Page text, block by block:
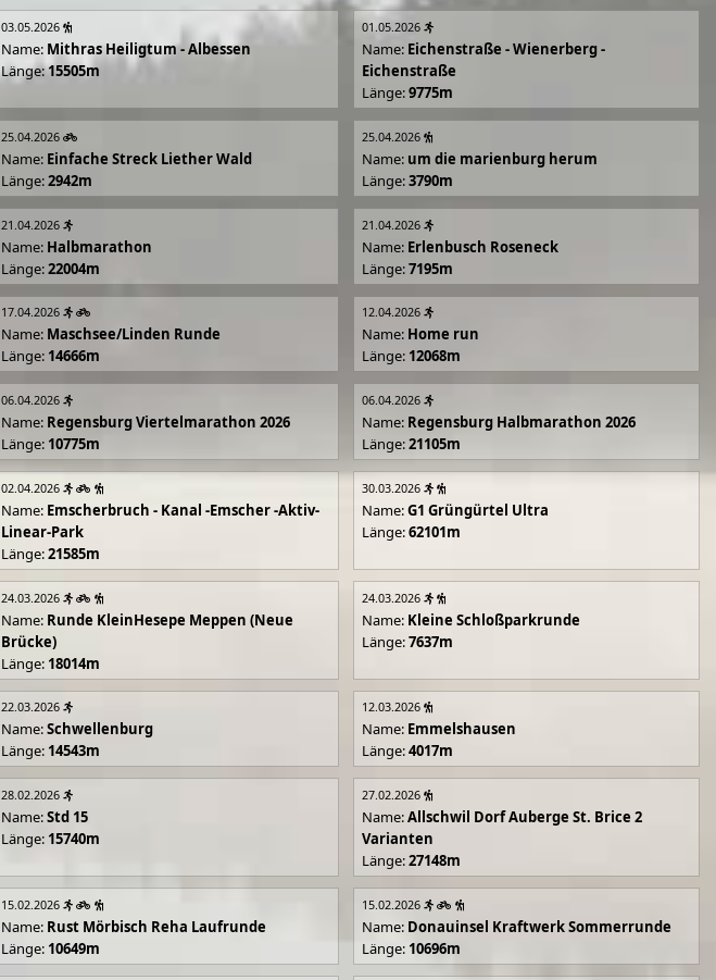
03.05.2026
Name: Mithras Heiligtum - Albessen
Länge:15505m
01.05.2026
Name: Eichenstraße - Wienerberg -
Eichenstraße
Länge:9775m
25.04.2026
Name: Einfache Streck Liether Wald
Länge:2942m
25.04.2026
Name: um die marienburg herum
Länge:3790m
21.04.2026
Name: Halbmarathon
Länge:22004m
21.04.2026
Name: Erlenbusch Roseneck
Länge:7195m
17.04.2026
Name: Maschsee/Linden Runde
Länge: 14666m
12.04.2026
Name: Home run
Länge: 12068m
06.04.2026
Name: Regensburg Viertelmarathon 2026
Länge: 10775m
06.04.2026
Name: Regensburg Halbmarathon 2026
Länge:21105m
02.04.2026
Name: Emscherbruch - Kanal -Emscher -Aktiv-
Linear-Park
Länge:21585m
30.03.2026
Name:G1 Grüngürtel Ultra
Länge:62101m
24.03.2026
Name: Runde KleinHesepe Meppen (Neue
Brücke)
Länge: 18014m
24.03.2026
Name: Kleine Schloßparkrunde
Länge:7637m
22.03.2026
Name:Schwellenburg
Länge: 14543m
12.03.2026
Name: Emmelshausen
Länge:4017m
28.02.2026
Name:Std 15
Länge: 15740m
27.02.2026
Name:Allschwil Dorf Auberge St. Brice 2
Varianten
Länge:27148m
15.02.2026
Name: Rust Mörbisch Reha Laufrunde
Länge: 10649m
15.02.2026
Name: Donauinsel Kraftwerk Sommerrunde
Länge: 10696m